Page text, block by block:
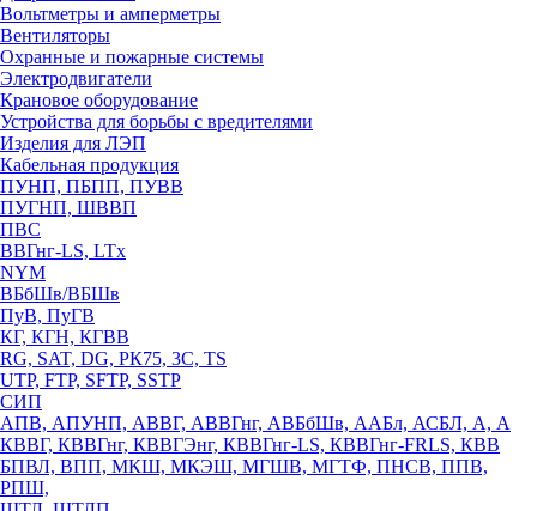
Вольтметры и амперметры
Вентиляторы
Охранные и пожарные системы
Электродвигатели
Крановое оборудование
Устройства для борьбы с вредителями
Изделия для ЛЭП
Кабельная продукция
ПУНП, ПБПП, ПУВВ
ПУГНП, ШВВП
ПВС
ВВГнг-LS, LTx
NYM
ВБбШв/ВБШв
ПуВ, ПуГВ
КГ, КГН, КГВВ
RG, SAT, DG, РК75, 3С, TS
UTP, FTP, SFTP, SSTP
СИП
АПВ, АПУНП, АВВГ, АВВГнг, АВБбШв, ААБл, АСБЛ, А, А
КВВГ, КВВГнг, КВВГЭнг, КВВГнг-LS, КВВГнг-FRLS, КВВ
БПВЛ, ВПП, МКШ, МКЭШ, МГШВ, МГТФ, ПНСВ, ППВ,
РПШ,